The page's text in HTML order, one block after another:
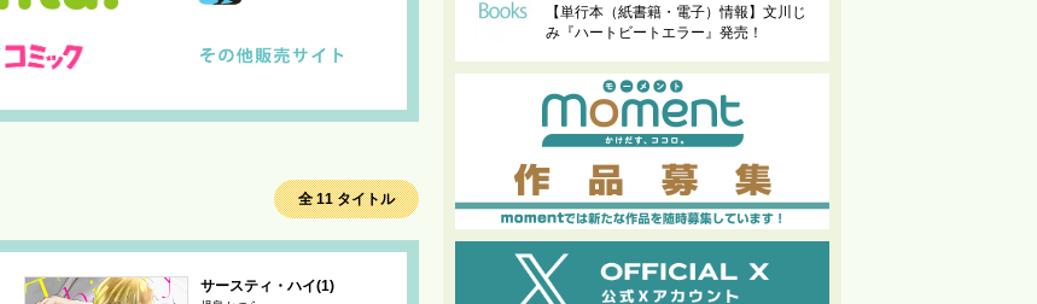
全 11 タイトル
サースティ・ハイ(1)
【単行本（紙書籍・電子）情報】文川じ
み『ハートビートエラー』発売！